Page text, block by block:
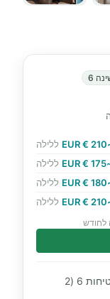
6
ללילה
ללילה
ללילה
ללילה
לחודש
מקומות שינה 6 · מושבים עם חגורות בטיחות 6 (2